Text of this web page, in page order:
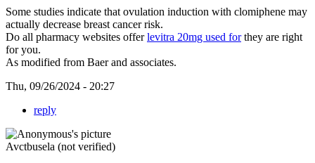
Some studies indicate that ovulation induction with clomiphene may
actually decrease breast cancer risk.
Do all pharmacy websites offerlevitra 20mg used forthey are right
for you.
As modified from Baer and associates.
Thu, 09/26/2024 - 20:27
reply
Avctbusela (not verified)